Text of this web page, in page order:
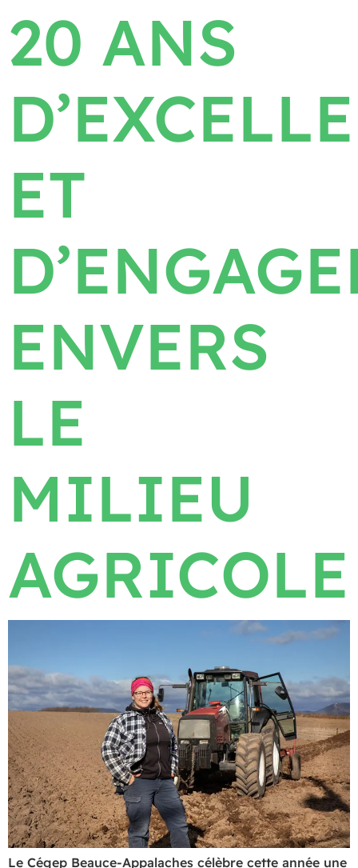
20 ANS
ET
ENVERS
LE
MILIEU
AGRICOLE
Le Cégep Beauce-Appalaches célèbre cette année une